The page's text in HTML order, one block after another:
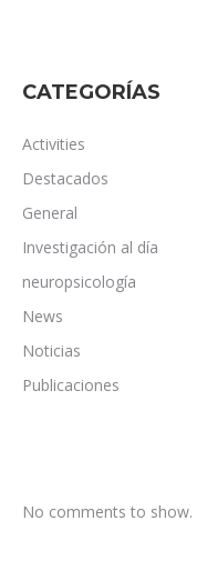
CATEGORÍAS
Activities
Destacados
General
Investigación al día
neuropsicología
News
Noticias
Publicaciones
No comments to show.